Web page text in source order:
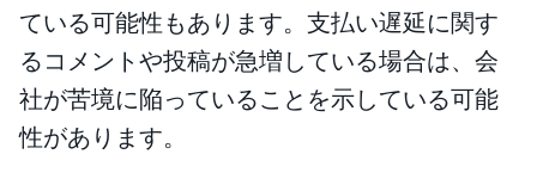
ている可能性もあります。支払い遅延に関す
るコメントや投稿が急増している場合は、会
社が苦境に陥っていることを示している可能
性があります。